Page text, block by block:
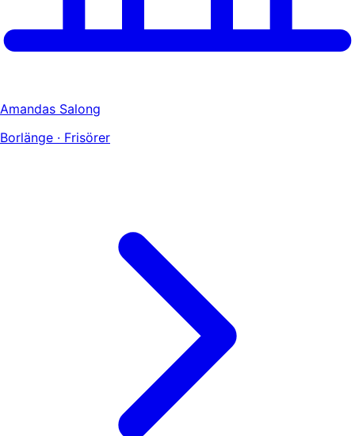
Amandas Salong
Borlänge · Frisörer